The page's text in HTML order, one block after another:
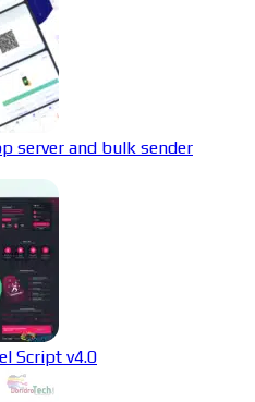
server and bulk sender
Script v4.0